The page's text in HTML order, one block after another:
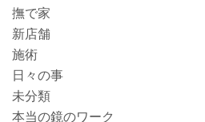
撫で家
新店舗
施術
日々の事
未分類
本当の鏡のワーク